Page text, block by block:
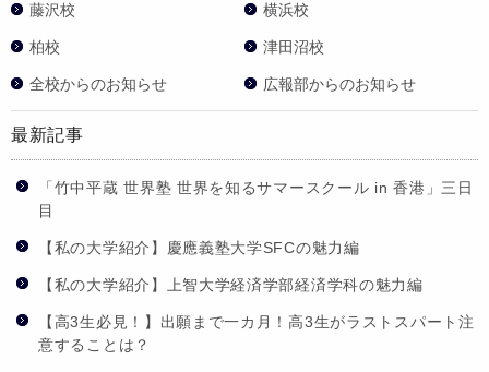
藤沢校 横浜校
柏校 津田沼校
全校からのお知らせ 広報部からのお知らせ
最新記事
「竹中平蔵 世界塾 世界を知るサマースクール in 香港」三日
目
【私の大学紹介】慶應義塾大学SFCの魅力編
【私の大学紹介】上智大学経済学部経済学科の魅力編
【高3生必見！】出願まで一カ月！高3生がラストスパート注
意することは？